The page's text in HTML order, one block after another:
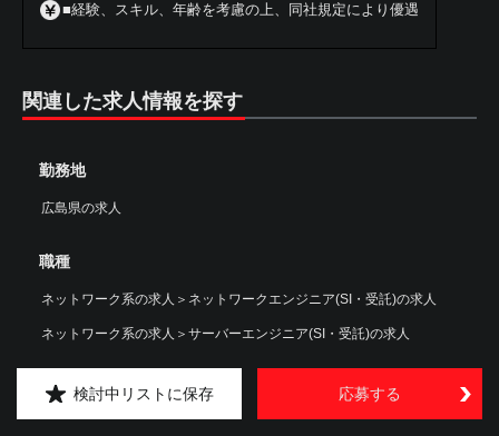
■経験、スキル、年齢を考慮の上、同社規定により優遇
関連した求人情報を探す
勤務地
広島県の求人
職種
ネットワーク系の求人 ＞ ネットワークエンジニア(SI・受託)の求人
ネットワーク系の求人 ＞ サーバーエンジニア(SI・受託)の求人
勤務地×職種
検討中リストに保存 応募する